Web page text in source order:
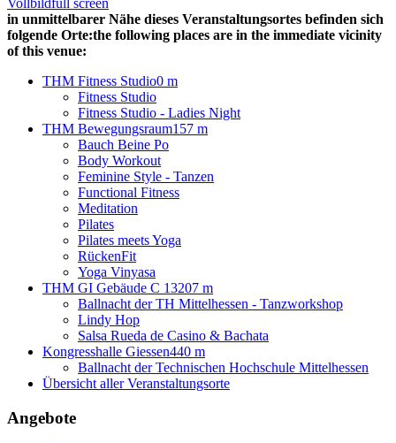
in unmittelbarer Nähe dieses Veranstaltungsortes befinden sich
folgende Orte:the following places are in the immediate vicinity
of this venue:
THM Fitness Studio0 m
Fitness Studio
Fitness Studio - Ladies Night
THM Bewegungsraum157 m
Bauch Beine Po
Body Workout
Feminine Style - Tanzen
Functional Fitness
Meditation
Pilates
Pilates meets Yoga
RückenFit
Yoga Vinyasa
THM GI Gebäude C 13207 m
Ballnacht der TH Mittelhessen - Tanzworkshop
Lindy Hop
Salsa Rueda de Casino & Bachata
Kongresshalle Giessen440 m
Ballnacht der Technischen Hochschule Mittelhessen
Übersicht aller Veranstaltungsorte
Angebote